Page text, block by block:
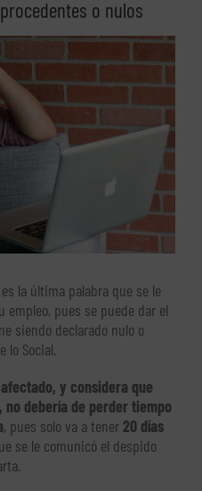
o nulos
la última palabra que se le
pues se puede dar el
siendo declarado nulo o
lo Social.
y considera que
debería de perder tiempo
, pues solo va a tener 20 días
se le comunicó el despido